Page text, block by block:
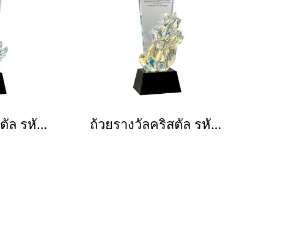
ถ้วยรางวัลคริสตัล รหัส 3137 ถ้วยรางวัลคริสตัล รหัส 3139